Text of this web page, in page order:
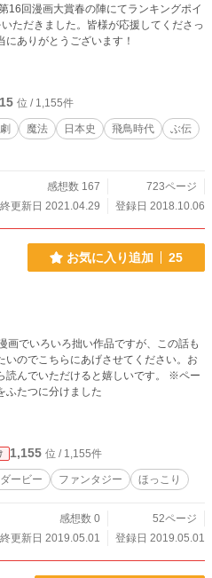
16回漫画大賞春の陣にてランキングポイ
ただきました。皆様が応援してくださっ
にありがとうございます！
15 位 / 1,155件
魔法 日本史 飛鳥時代
ぶ伝
感想数 167
723ページ
更新日 2021.04.29
登録日 2018.10.06
お気に入り追加 25
画でいろいろ拙い作品ですが、この話も
いのでこちらにあげさせてください。お
読んでいただけると嬉しいです。 ※ペー
ふたつに分けました
1,155 位 / 1,155件
ービー ファンタジー ほっこり
感想数 0
52ページ
更新日 2019.05.01
登録日 2019.05.01